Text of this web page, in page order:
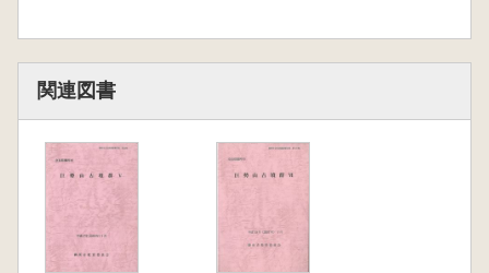
4 條ウル神古墳出土のガラス玉類(大賀克
第6章 総括
1 墳丘復元の可能性
2 横穴式石室の評価と築造時期
3 條ウル神古墳築造の歴史的意義
4 今後の課題
関連図書